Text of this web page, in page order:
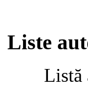
Liste
Listă